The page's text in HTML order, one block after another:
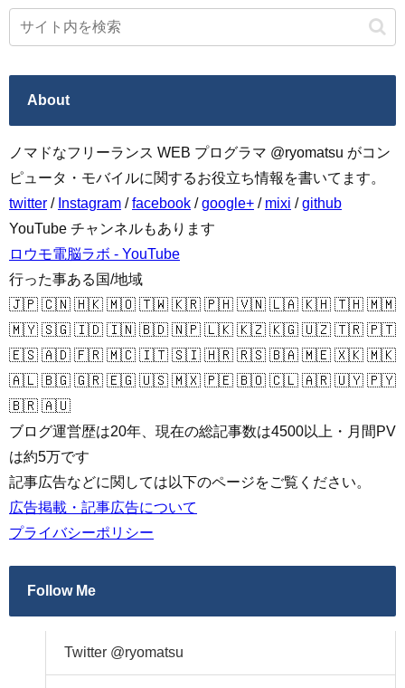
About
ノマドなフリーランス WEB プログラマ @ryomatsu がコン
ピュータ・モバイルに関するお役立ち情報を書いてます。
twitter / Instagram /facebook /google+ / mixi /github
YouTube チャンネルもあります
ロウモ電脳ラボ - YouTube
行った事ある国/地域
🇯🇵 🇨🇳 🇭🇰 🇲🇴 🇹🇼 🇰🇷 🇵🇭 🇻🇳 🇱🇦 🇰🇭 🇹🇭 🇲🇲
🇲🇾 🇸🇬 🇮🇩 🇮🇳 🇧🇩 🇳🇵 🇱🇰 🇰🇿 🇰🇬 🇺🇿 🇹🇷 🇵🇹
🇪🇸 🇦🇩 🇫🇷 🇲🇨 🇮🇹 🇸🇮 🇭🇷 🇷🇸 🇧🇦 🇲🇪 🇽🇰 🇲🇰
🇦🇱 🇧🇬 🇬🇷 🇪🇬 🇺🇸 🇲🇽 🇵🇪 🇧🇴 🇨🇱 🇦🇷 🇺🇾 🇵🇾
🇧🇷 🇦🇺
ブログ運営歴は20年、現在の総記事数は4500以上・月間PV
は約5万です
記事広告などに関しては以下のページをご覧ください。
広告掲載・記事広告について
プライバシーポリシー
Follow Me
Twitter @ryomatsu